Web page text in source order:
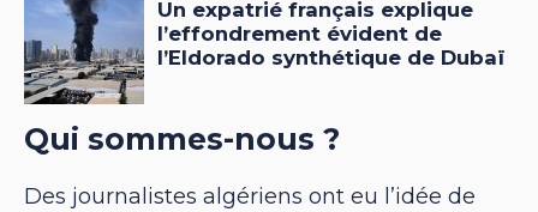
Qui sommes-nous ?
Des journalistes algériens ont eu l’idée de